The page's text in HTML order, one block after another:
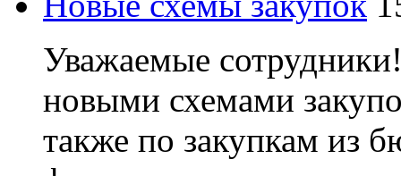
Уважаемые
новыми схемами
также по закупкам из